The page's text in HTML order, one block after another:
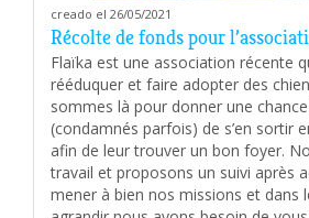
creado el 26/05/2021
Récolte de fonds pour
Flaïka est une association récente
rééduquer et faire adopter des
sommes là pour donner une
(condamnés parfois) de s’en sortir
afin de leur trouver un bon foyer.
travail et proposons un suivi après
mener à bien nos missions et dans